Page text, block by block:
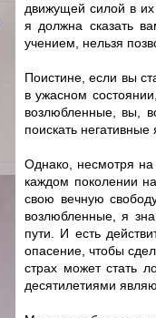
движущей силой в их
я должна сказать
учением, нельзя
Поистине, если вы
в ужасном
возлюбленные, вы,
поискать
Однако, несмотря на
каждом поколении
свою вечную
возлюбленные, я
пути. И есть
опасение, чтобы
страх может стать
десятилетиями